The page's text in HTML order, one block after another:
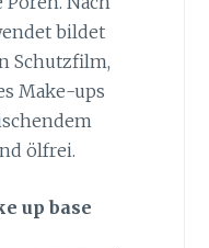
bildet
Schutzfilm,
Make-ups
ölfrei.
up base